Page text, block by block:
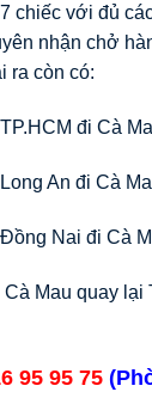
chiếc với đủ
nhận chở
ra còn có:
đi Cà
An đi Cà
Nai đi Cà
Mau quay lại
95 95 75